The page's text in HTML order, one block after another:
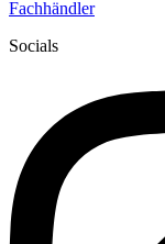
Fachhändler
Socials